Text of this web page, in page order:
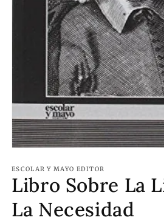
ESCOLAR Y MAYO EDITOR
Libro Sobre La
La Necesidad